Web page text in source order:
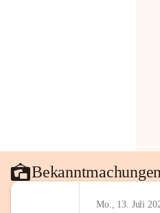
Bekanntmachungen
Mo., 13. Juli